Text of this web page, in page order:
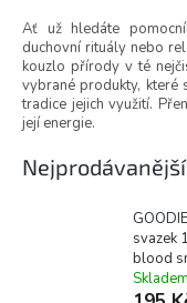
Ať už hledáte
duchovní rituály nebo
kouzlo přírody v té
vybrané produkty, které
tradice jejich využití.
její energie.
Nejprodávanější
svazek
blood